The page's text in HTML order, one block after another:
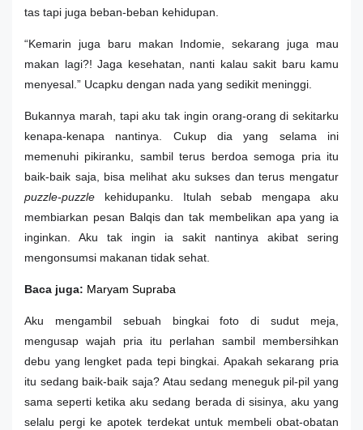
tas tapi juga beban-beban kehidupan.
“Kemarin juga baru makan Indomie, sekarang juga mau
makan lagi?! Jaga kesehatan, nanti kalau sakit baru kamu
menyesal.” Ucapku dengan nada yang sedikit meninggi.
Bukannya marah, tapi aku tak ingin orang-orang di sekitarku
kenapa-kenapa nantinya. Cukup dia yang selama ini
memenuhi pikiranku, sambil terus berdoa semoga pria itu
baik-baik saja, bisa melihat aku sukses dan terus mengatur
puzzle-puzzle kehidupanku. Itulah sebab mengapa aku
membiarkan pesan Balqis dan tak membelikan apa yang ia
inginkan. Aku tak ingin ia sakit nantinya akibat sering
mengonsumsi makanan tidak sehat.
Baca juga: Maryam Supraba
Aku mengambil sebuah bingkai foto di sudut meja,
mengusap wajah pria itu perlahan sambil membersihkan
debu yang lengket pada tepi bingkai. Apakah sekarang pria
itu sedang baik-baik saja? Atau sedang meneguk pil-pil yang
sama seperti ketika aku sedang berada di sisinya, aku yang
selalu pergi ke apotek terdekat untuk membeli obat-obatan